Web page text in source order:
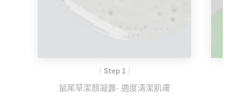
｜Step 1｜
鼠尾草潔顏凝露- 適度清潔肌膚